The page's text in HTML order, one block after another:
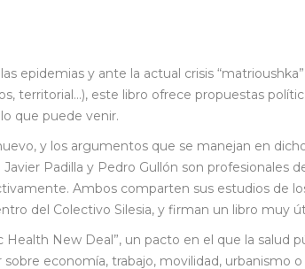
epidemias y ante la actual crisis “matrioushka”
territorial…), este libro ofrece propuestas
que puede venir.
y los argumentos que se manejan en
Padilla y Pedro Gullón son profesionales
Ambos comparten sus estudios de
del Colectivo Silesia, y firman un libro muy
Health New Deal”, un pacto en el que la salud
economía, trabajo, movilidad, urbanismo o